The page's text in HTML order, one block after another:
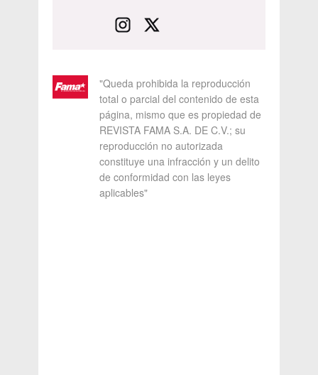
"Queda prohibida la reproducción
total o parcial del contenido de esta
página, mismo que es propiedad de
REVISTA FAMA S.A. DE C.V.; su
reproducción no autorizada
constituye una infracción y un delito
de conformidad con las leyes
aplicables"